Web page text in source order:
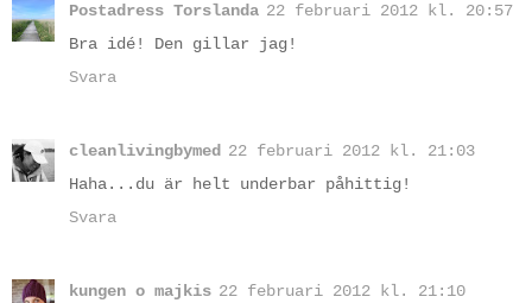
Postadress Torslanda 22 februari 2012 kl. 20:57
Bra idé! Den gillar jag!
Svara
cleanlivingbymed 22 februari 2012 kl. 21:03
Haha...du är helt underbar påhittig!
Svara
kungen o majkis 22 februari 2012 kl. 21:10